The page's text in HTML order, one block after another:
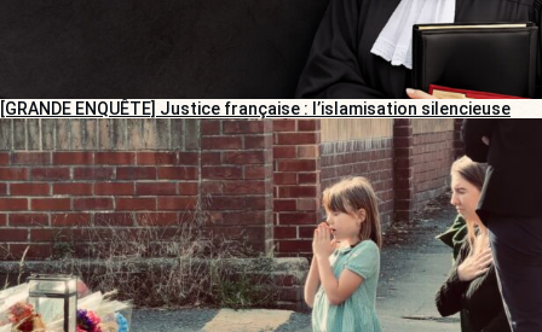
[GRANDE ENQUÊTE] Justice française : l’islamisation silencieuse